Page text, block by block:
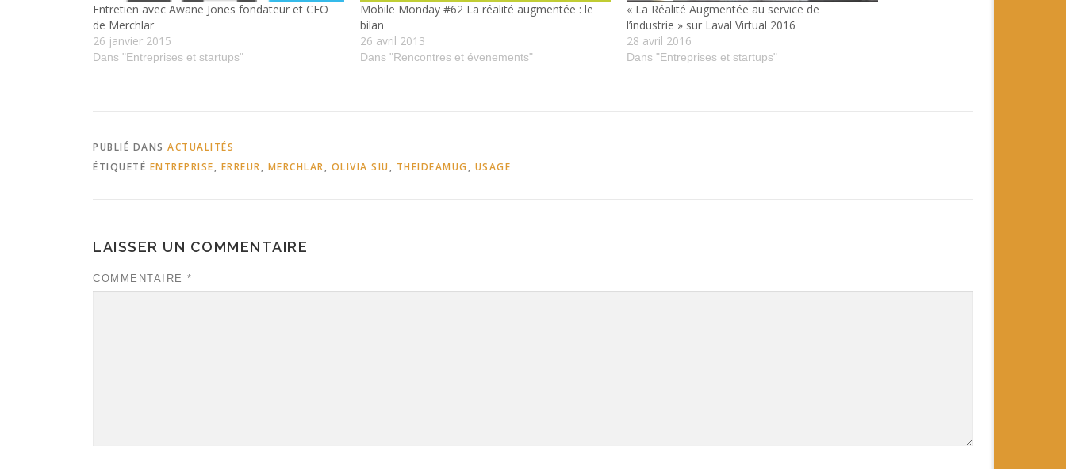
Entretien avec Awane Jones fondateur et CEO
de Merchlar
26 janvier 2015
Dans "Entreprises et startups"
Mobile Monday #62 La réalité augmentée : le
bilan
26 avril 2013
Dans "Rencontres et évenements"
« La Réalité Augmentée au service de
l’industrie » sur Laval Virtual 2016
28 avril 2016
Dans "Entreprises et startups"
PUBLIÉ DANS ACTUALITÉS
ÉTIQUETÉ ENTREPRISE, ERREUR, MERCHLAR, OLIVIA SIU, THEIDEAMUG, USAGE
LAISSER UN COMMENTAIRE
COMMENTAIRE *